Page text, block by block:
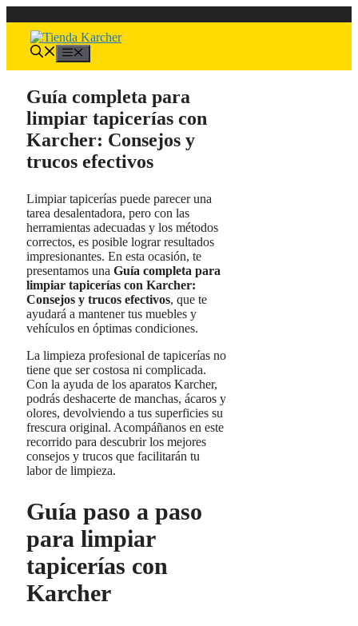
al
contenido
Guía completa para
limpiar tapicerías con
Karcher: Consejos y
trucos efectivos
Limpiar tapicerías puede parecer una
tarea desalentadora, pero con las
herramientas adecuadas y los métodos
correctos, es posible lograr resultados
impresionantes. En esta ocasión, te
presentamos una Guía completa para
limpiar tapicerías con Karcher:
Consejos y trucos efectivos, que te
ayudará a mantener tus muebles y
vehículos en óptimas condiciones.
La limpieza profesional de tapicerías no
tiene que ser costosa ni complicada.
Con la ayuda de los aparatos Karcher,
podrás deshacerte de manchas, ácaros y
olores, devolviendo a tus superficies su
frescura original. Acompáñanos en este
recorrido para descubrir los mejores
consejos y trucos que facilitarán tu
labor de limpieza.
Guía paso a paso
para limpiar
tapicerías con
Karcher